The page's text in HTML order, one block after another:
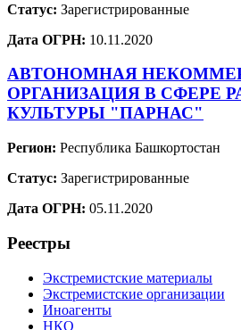
Статус: Зарегистрированные
Дата ОГРН: 10.11.2020
АВТОНОМНАЯ
ОРГАНИЗАЦИЯ В СФЕРЕ
КУЛЬТУРЫ "ПАРНАС"
Регион: Республика Башкортостан
Статус: Зарегистрированные
Дата ОГРН: 05.11.2020
Реестры
Экстремистские материалы
Экстремистские организации
Иноагенты
НКО